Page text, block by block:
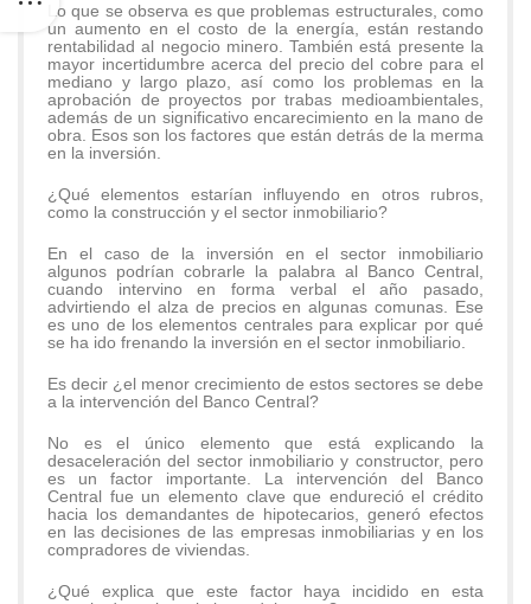
Lo que se observa es que problemas estructurales, como
un aumento en el costo de la energía, están restando
rentabilidad al negocio minero. También está presente la
mayor incertidumbre acerca del precio del cobre para el
mediano y largo plazo, así como los problemas en la
aprobación de proyectos por trabas medioambientales,
además de un significativo encarecimiento en la mano de
obra. Esos son los factores que están detrás de la merma
en la inversión.
¿Qué elementos estarían influyendo en otros rubros,
como la construcción y el sector inmobiliario?
En el caso de la inversión en el sector inmobiliario
algunos podrían cobrarle la palabra al Banco Central,
cuando intervino en forma verbal el año pasado,
advirtiendo el alza de precios en algunas comunas. Ese
es uno de los elementos centrales para explicar por qué
se ha ido frenando la inversión en el sector inmobiliario.
Es decir ¿el menor crecimiento de estos sectores se debe
a la intervención del Banco Central?
No es el único elemento que está explicando la
desaceleración del sector inmobiliario y constructor, pero
es un factor importante. La intervención del Banco
Central fue un elemento clave que endureció el crédito
hacia los demandantes de hipotecarios, generó efectos
en las decisiones de las empresas inmobiliarias y en los
compradores de viviendas.
¿Qué explica que este factor haya incidido en esta